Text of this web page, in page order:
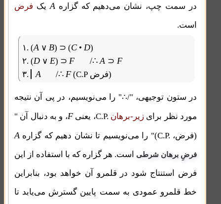
در سمت چپ، نشان می‌دهیم که گزاره A یک فرض
است.
۱. (A ∨ B) ⊃ (C •D)
۲. (D ∨ E) ⊃ F /∴ A ⊃ F
۳. A /∴ F (C.P فرض)
در ستون توجیهی، "/∴" را می‌نویسیم، در پی آن نتیجه
مورد نظر برای زیر-برهان C.P.، یعنیF، و به دنبال آن "
(فرض، C.P.)" را می‌نویسیم تا نشان دهیم که گزاره A
فرضِ برهان شرطی
است. هر گزاره که با استفاده از این
فرض استنتاج شود در قلمرو آن خواهد بود، بنابراین
خط قلمرو عمودی به سمت پایین گسترش می‌یابد تا